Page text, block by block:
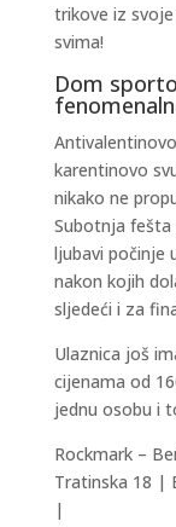
trikove iz svoje
svima!
Dom
karentinovo
nikako ne
Subotnja fešta
ljubavi počinje
nakon kojih
sljedeći i za
Ulaznica još
cijenama od
jednu osobu i
Rockmark –
Tratinska 18 |
|